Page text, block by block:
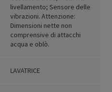
livellamento; Sensore delle
vibrazioni. Attenzione:
Dimensioni nette non
comprensive di attacchi
acqua e oblò.
LAVATRICE